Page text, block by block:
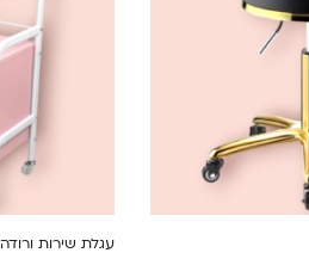
עגלת שירות ורודה